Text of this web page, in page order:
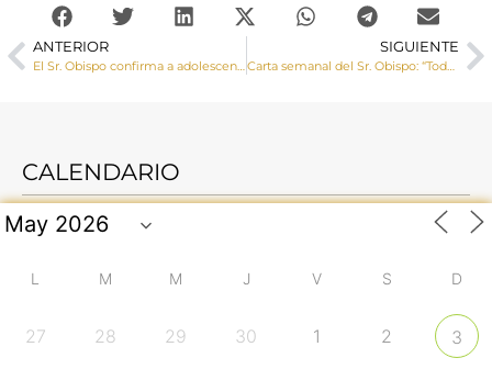
ANTERIOR
El Sr. Obispo confirma a adolescentes de Minglanilla y Campillo de Altobuey
SIGUIENTE
Carta semanal del Sr. Obispo: “Todos, con Pedro, a Jesús, por María”
CALENDARIO
L M M J V S D
27 28 29 30 1 2 3